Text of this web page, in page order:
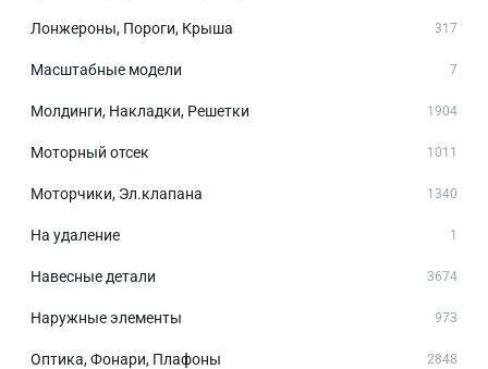
Лонжероны, Пороги, Крыша 317
Масштабные модели 7
Молдинги, Накладки, Решетки 1904
Моторный отсек 1011
Моторчики, Эл.клапана 1340
На удаление 1
Навесные детали 3674
Наружные элементы 973
Оптика, Фонари, Плафоны 2848